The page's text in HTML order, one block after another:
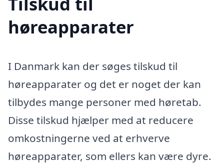
høreapparater
I Danmark kan der søges tilskud til
høreapparater og det er noget der kan
tilbydes mange personer med høretab.
Disse tilskud hjælper med at reducere
omkostningerne ved at erhverve
høreapparater, som ellers kan være dyre.